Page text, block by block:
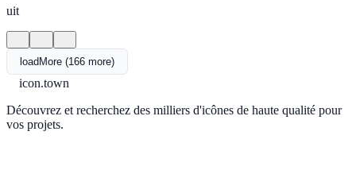
uit
loadMore (166 more)
icon.town
Découvrez et recherchez des milliers d'icônes de haute qualité pour
vos projets.